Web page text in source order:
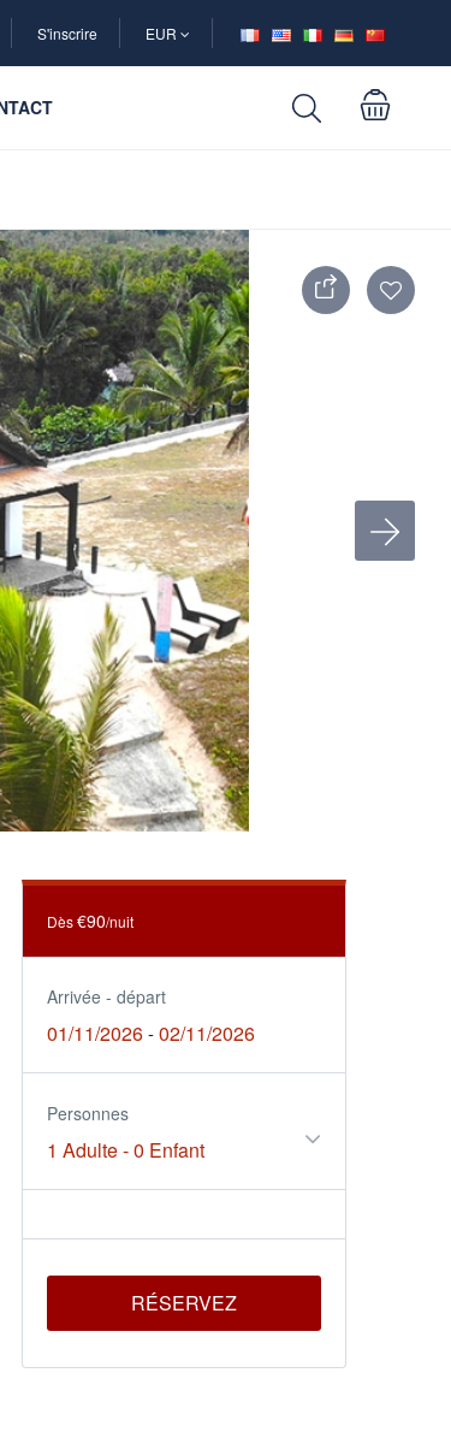
S'inscrire EUR
Dès€90/nuit
Arrivée - départ
01/11/2026-02/11/2026
Personnes
1 Adulte-0 Enfant
RÉSERVEZ